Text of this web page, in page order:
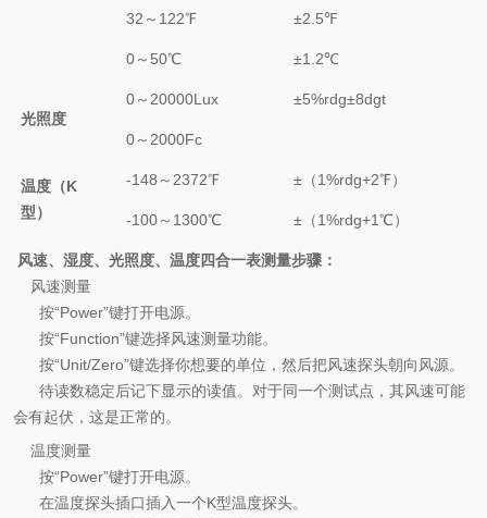
32～122℉ ±2.5℉
0～50℃ ±1.2℃
光照度
0～20000Lux ±5%rdg±8dgt
0～2000Fc
温度（K
型）
-148～2372℉ ±（1%rdg+2℉）
-100～1300℃ ±（1%rdg+1℃）
风速、湿度、光照度、温度四合一表测量步骤：
风速测量
按“Power”键打开电源。
按“Function”键选择风速测量功能。
按“Unit/Zero”键选择你想要的单位，然后把风速探头朝向风源。
待读数稳定后记下显示的读值。对于同一个测试点，其风速可能
会有起伏，这是正常的。
温度测量
按“Power”键打开电源。
在温度探头插口插入一个K型温度探头。